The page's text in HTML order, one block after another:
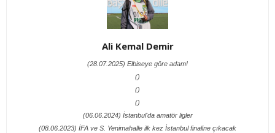
Ali Kemal Demir
(28.07.2025) Elbiseye göre adam!
()
()
()
(06.06.2024) İstanbul'da amatör ligler
(08.06.2023) İFA ve S. Yenimahalle ilk kez İstanbul finaline çıkacak